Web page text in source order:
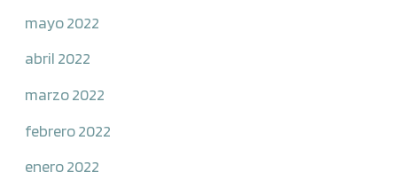
mayo 2022
abril 2022
marzo 2022
febrero 2022
enero 2022